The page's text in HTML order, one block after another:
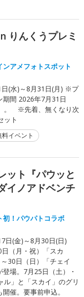
りんくうプレミ
アメフォトスポット
日(水)～8月31日(月) ※プ
期間 2026年7月31日
。 ※先着、無くなり次
ット
料イベント
ット『パウッと
イノアドベンチ
初！パウパトコラボ
日(金)～8月30日(日)
（月・祝）「スカ
30日（日）「チェイ
場。7月25日（土）・
ル」と「スカイ」のグリ
催。要事前申込。